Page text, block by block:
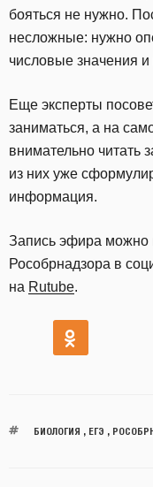
бояться не нужно.
несложные: нужно
числовые значения и
Еще эксперты
заниматься, а на
внимательно читать
из них уже
информация.
Запись эфира можно
Рособрнадзора в
на Rutube.
БИОЛОГИЯ , ЕГЭ ,